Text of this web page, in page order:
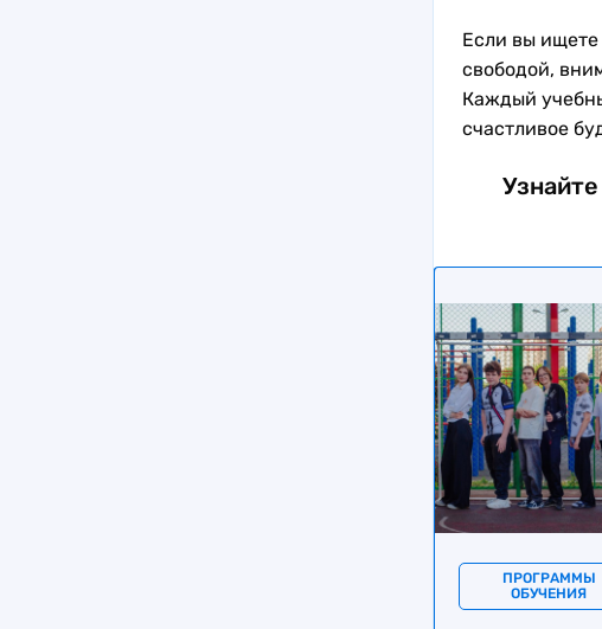
Если вы
свободой,
Каждый
счастливое
ПРОГРАММЫ
ОБУЧЕНИЯ